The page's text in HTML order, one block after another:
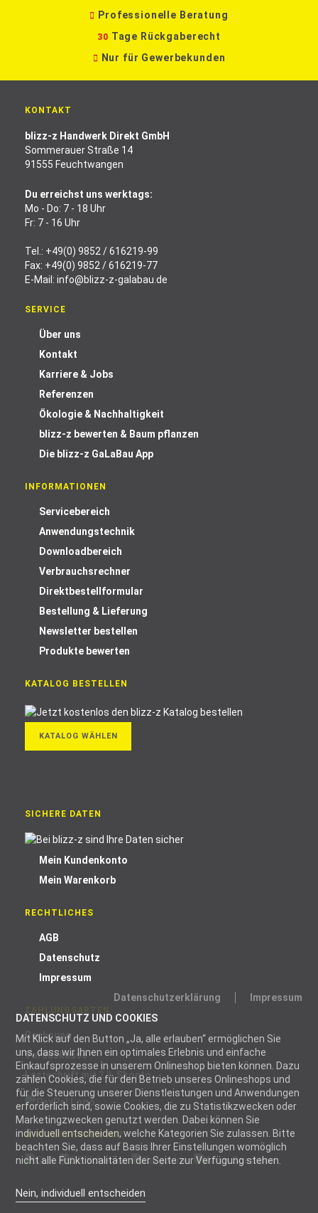
Datenschutzerklärung
Impressum
DATENSCHUTZ UND COOKIES
Mit Klick auf den Button „Ja, alle erlauben“ ermöglichen Sie
uns, dass wir Ihnen ein optimales Erlebnis und einfache
Einkaufsprozesse in unserem Onlineshop bieten können. Dazu
zählen Cookies, die für den Betrieb unseres Onlineshops und
für die Steuerung unserer Dienstleistungen und Anwendungen
erforderlich sind, sowie Cookies, die zu Statistikzwecken oder
Marketingzwecken genutzt werden. Dabei können Sie
individuell entscheiden, welche Kategorien Sie zulassen. Bitte
beachten Sie, dass auf Basis Ihrer Einstellungen womöglich
nicht alle Funktionalitäten der Seite zur Verfügung stehen.
Nein, individuell entscheiden
Professionelle Beratung
30 Tage Rückgaberecht
Nur für Gewerbekunden
KONTAKT
blizz-z Handwerk Direkt GmbH
Sommerauer Straße 14
91555 Feuchtwangen
Du erreichst uns werktags:
Mo - Do: 7 - 18 Uhr
Fr: 7 - 16 Uhr
Tel.: +49(0) 9852 / 616219-99
Fax: +49(0) 9852 / 616219-77
E-Mail: info@blizz-z-galabau.de
SERVICE
Über uns
Kontakt
Karriere & Jobs
Referenzen
Ökologie & Nachhaltigkeit
blizz-z bewerten & Baum pflanzen
Die blizz-z GaLaBau App
INFORMATIONEN
Servicebereich
Anwendungstechnik
Downloadbereich
Verbrauchsrechner
Direktbestellformular
Bestellung & Lieferung
Newsletter bestellen
Produkte bewerten
KATALOG BESTELLEN
KATALOG WÄHLEN
SICHERE DATEN
Mein Kundenkonto
Mein Warenkorb
RECHTLICHES
AGB
Datenschutz
Impressum
Rechnung
Vorauskasse
Lastschrift mit 2 % Skonto
WIR VERSENDEN MIT